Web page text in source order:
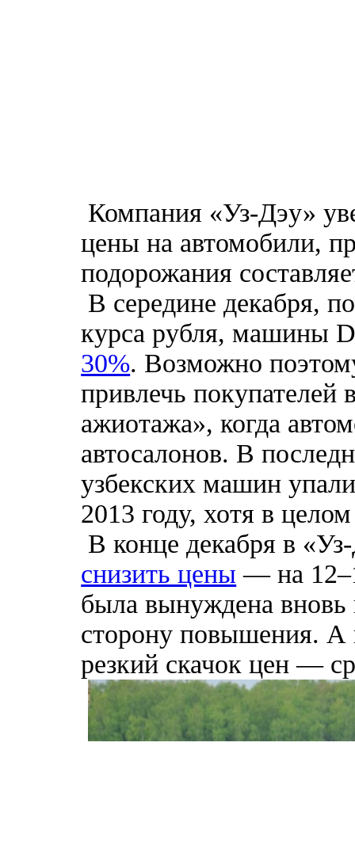
Компания «Уз-Дэу»
цены на автомобили,
подорожания
В середине декабря,
курса рубля, машины
30%. Возможно
привлечь покупателей
ажиотажа», когда
автосалонов. В
узбекских машин
2013 году, хотя в
В конце декабря в
снизить цены — на
была вынуждена вновь
сторону повышения. А
резкий скачок цен —